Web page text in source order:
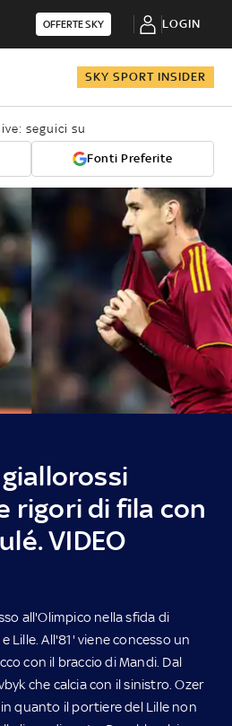
OFFERTE SKY LOGIN
SKY SPORT INSIDER
seguici su
Fonti Preferite
rigori di fila con
VIDEO
all'Olimpico nella sfida di
Lille. All'81' viene concesso un
con il braccio di Mandi. Dal
che calcia con il sinistro. Ozer
quanto il portiere del Lille non